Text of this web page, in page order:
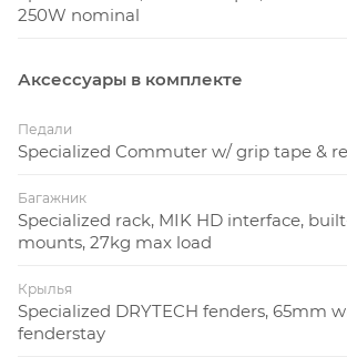
250W nominal
Аксессуары в комплекте
Педали
Specialized Commuter w/ grip tape &
Багажник
Specialized rack, MIK HD interface,
mounts, 27kg max load
Крылья
Specialized DRYTECH fenders, 65mm
fenderstay